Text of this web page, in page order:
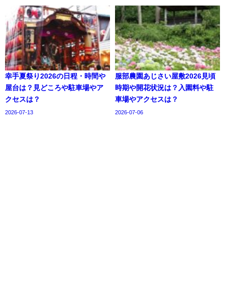
幸手夏祭り2026の日程・時間や
屋台は？見どころや駐車場やア
クセスは？
2026-07-13
服部農園あじさい屋敷2026見頃
時期や開花状況は？入園料や駐
車場やアクセスは？
2026-07-06